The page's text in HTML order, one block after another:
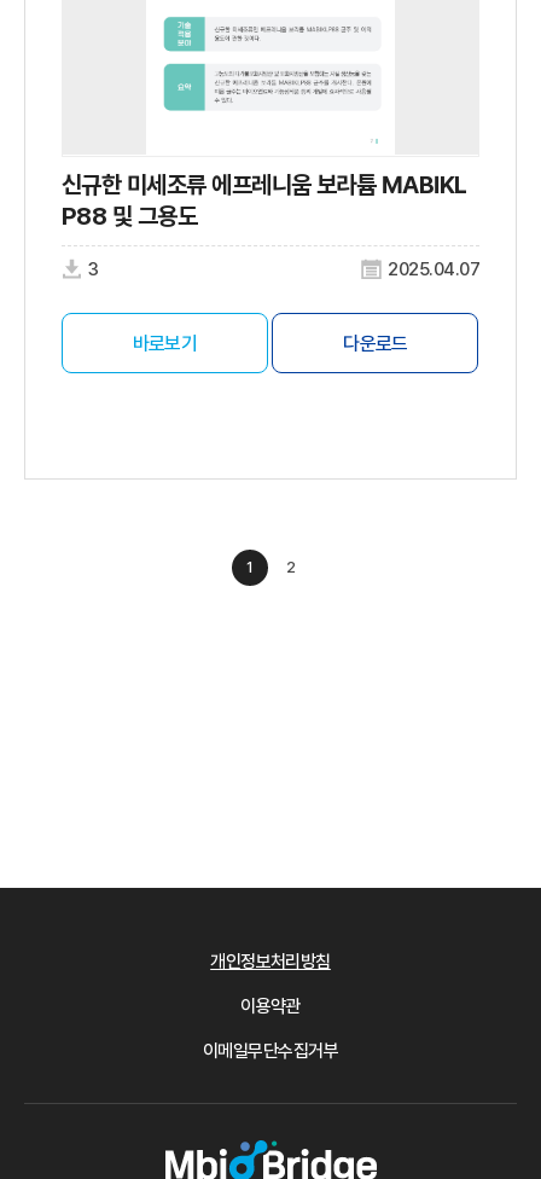
신규한 미세조류 에프레니움 보라튬 MABIKL
P88 및 그용도
3 2025.04.07
바로보기 다운로드
1 2
개인정보처리방침
이용약관
이메일무단수집거부